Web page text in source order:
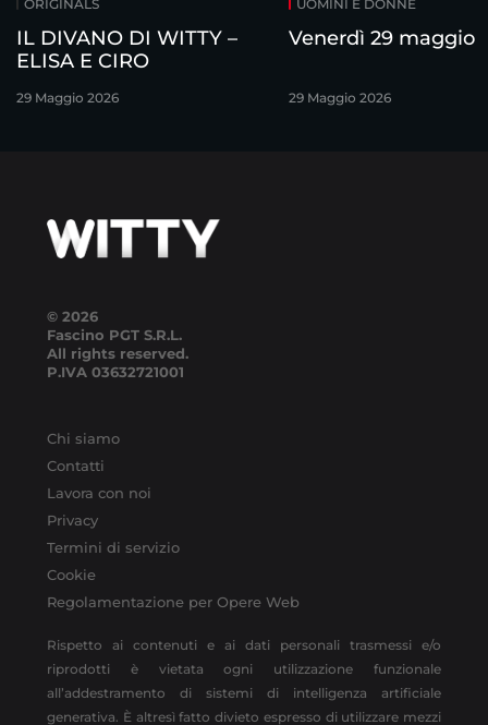
ORIGINALS
IL DIVANO DI WITTY –
ELISA E CIRO
29 Maggio 2026
UOMINI E DONNE
Venerdì 29 maggio
29 Maggio 2026
© 2026
Fascino PGT S.R.L.
All rights reserved.
P.IVA 03632721001
Chi siamo
Contatti
Lavora con noi
Privacy
Termini di servizio
Cookie
Regolamentazione per Opere Web
Rispetto ai contenuti e ai dati personali trasmessi e/o
riprodotti è vietata ogni utilizzazione funzionale
all’addestramento di sistemi di intelligenza artificiale
generativa. È altresì fatto divieto espresso di utilizzare mezzi